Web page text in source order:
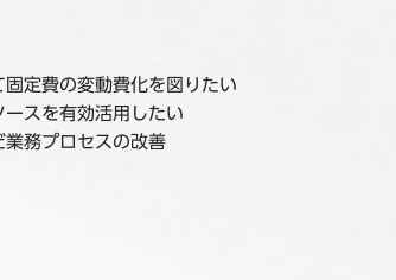
定費の変動費化を図りたい
スを有効活用したい
務プロセスの改善